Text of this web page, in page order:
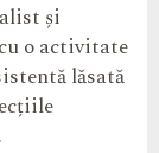
și
o activitate
lăsată